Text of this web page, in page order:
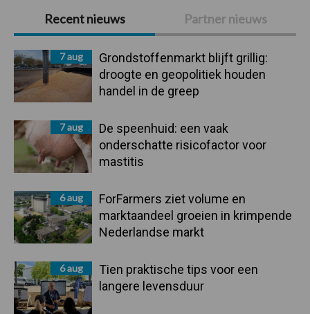
Primaire
Sidebar
Recent nieuws Partner nieuws
7 aug
Grondstoffenmarkt blijft grillig:
droogte en geopolitiek houden
handel in de greep
7 aug
De speenhuid: een vaak
onderschatte risicofactor voor
mastitis
6 aug
ForFarmers ziet volume en
marktaandeel groeien in krimpende
Nederlandse markt
6 aug
Tien praktische tips voor een
langere levensduur